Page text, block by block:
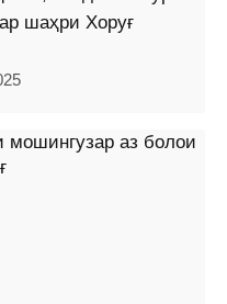
шаҳри Хоруғ